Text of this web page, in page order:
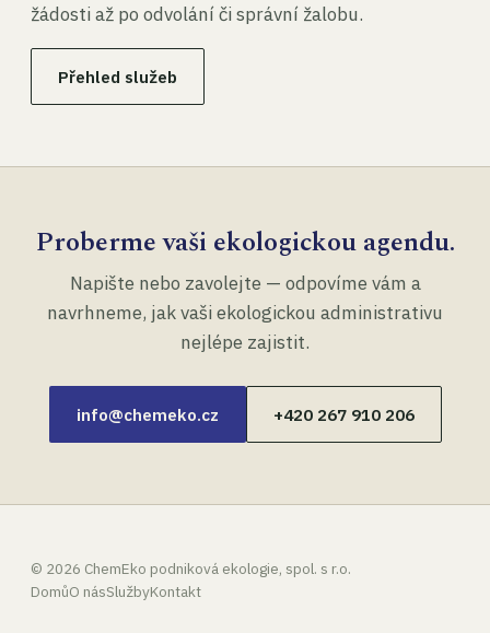
žádosti až po odvolání či správní žalobu.
Přehled služeb
Proberme vaši ekologickou agendu.
Napište nebo zavolejte — odpovíme vám a
navrhneme, jak vaši ekologickou administrativu
nejlépe zajistit.
info@chemeko.cz +420 267 910 206
© 2026 ChemEko podniková ekologie, spol. s r.o.
DomůO násSlužbyKontakt